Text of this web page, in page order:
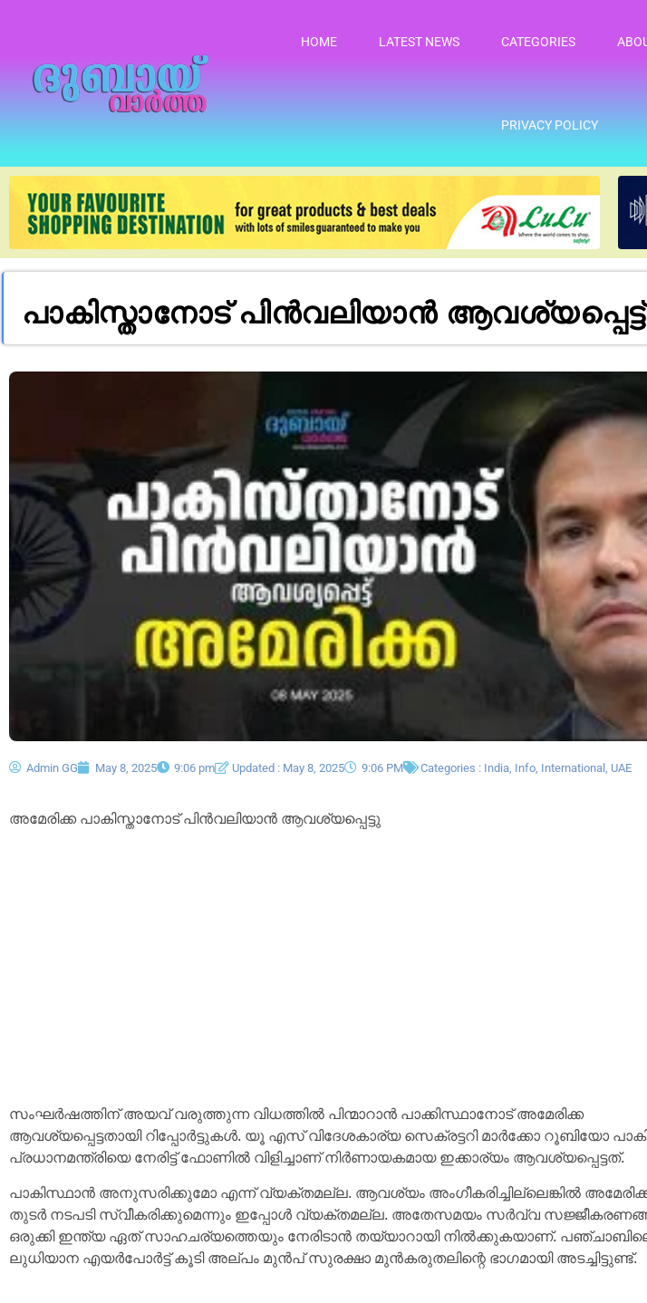
HOME LATEST NEWS CATEGORIES
PRIVACY POLICY
പാകിസ്താനോട് പിൻവലിയാൻ ആവശ്യപ്പെട്ട്
Admin GG May 8, 2025 9:06 pm Updated : May 8, 2025 9:06 PM Categories : India Info International UAE
അമേരിക്ക പാകിസ്താനോട് പിൻവലിയാൻ ആവശ്യപ്പെട്ടു
സംഘർഷത്തിന് അയവ് വരുത്തുന്ന വിധത്തിൽ പിന്മാറാൻ പാക്കിസ്ഥാനോട് അമേരിക്ക
ആവശ്യപ്പെട്ടതായി റിപ്പോർട്ടുകൾ. യൂ എസ് വിദേശകാര്യ സെക്രട്ടറി മാർക്കോ റൂബിയോ
പ്രധാനമന്ത്രിയെ നേരിട്ട് ഫോണിൽ വിളിച്ചാണ് നിർണായകമായ ഇക്കാര്യം ആവശ്യപ്പെട്ടത്‌.
പാകിസ്ഥാൻ അനുസരിക്കുമോ എന്ന് വ്യക്തമല്ല. ആവശ്യം അംഗീകരിച്ചില്ലെങ്കിൽ
തുടർ നടപടി സ്വീകരിക്കുമെന്നും ഇപ്പോൾ വ്യക്തമല്ല. അതേസമയം സർവ്വ
ഒരുക്കി ഇന്ത്യ ഏത് സാഹചര്യത്തെയും നേരിടാൻ തയ്യാറായി നിൽക്കുകയാണ്.
ലുധിയാന എയർപോർട്ട് കൂടി അല്പം മുൻപ് സുരക്ഷാ മുൻകരുതലിന്റെ ഭാഗമായി അടച്ചിട്ടുണ്ട്.